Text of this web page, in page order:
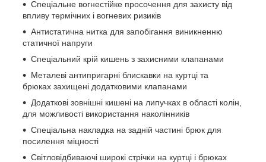
Спеціальне вогнестійке просочення для захисту від
впливу термічних і вогневих ризиків
Антистатична нитка для запобігання виникненню
статичної напруги
Спеціальний крій кишень з захисними клапанами
Металеві антипригарні блискавки на куртці та
брюках захищені додатковими клапанами
Додаткові зовнішні кишені на липучках в області колін,
для можливості використання наколінників
Спеціальна накладка на задній частині брюк для
посилення міцності
Світловідбиваючі широкі стрічки на куртці і брюках